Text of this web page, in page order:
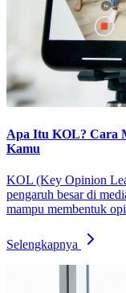
Apa Itu KOL? Cara
Kamu
KOL (Key Opinion
pengaruh besar di
mampu membentuk
Selengkapnya